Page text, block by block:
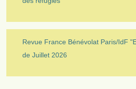
Revue France Bénévolat Paris/IdF
de Juillet 2026